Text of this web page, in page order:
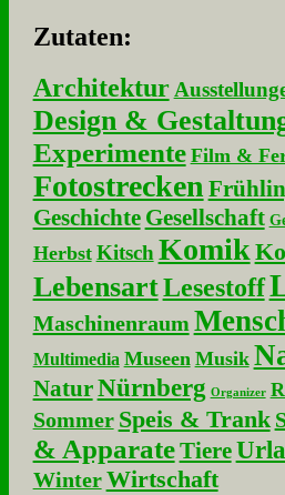
Zu­ta­ten:
Architektur
Design &
Experimente Film &
Fotostrecken
Geschichte Gesellschaft
Herbst Kitsch Komik
LebensartLesestoff
Maschinenraum
Multimedia Museen Musik
NaturNürnberg Organizer
Sommer Speis & Trank
& Apparate Tiere
Winter Wirtschaft